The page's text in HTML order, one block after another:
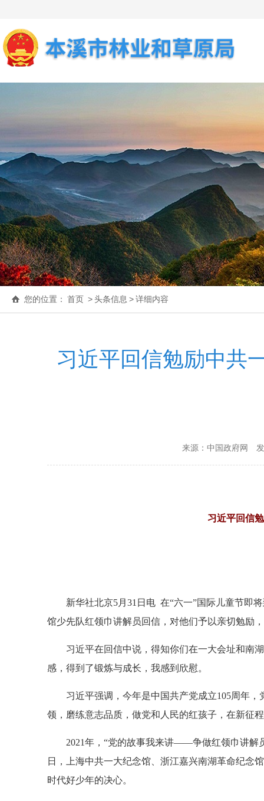
您的位置： 首页 >头条信息 >详细内容
习近平回信勉励中共
来源：中国政府网
习近平回信
新华社北京5月31日电 在“六一”国际儿童节即
馆少先队红领巾讲解员回信，对他们予以亲切勉励
习近平在回信中说，得知你们在一大会址和南
感，得到了锻炼与成长，我感到欣慰。
习近平强调，今年是中国共产党成立105周年
领，磨练意志品质，做党和人民的红孩子，在新征
2021年，“党的故事我来讲——争做红领巾讲解
日，上海中共一大纪念馆、浙江嘉兴南湖革命纪念
时代好少年的决心。